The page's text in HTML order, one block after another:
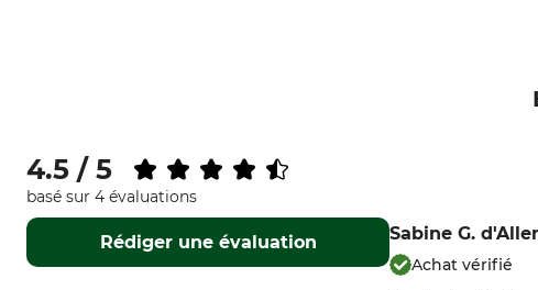
4.5 / 5
basé sur 4 évaluations
Rédiger une évaluation Sabine G.
Achat vérifié